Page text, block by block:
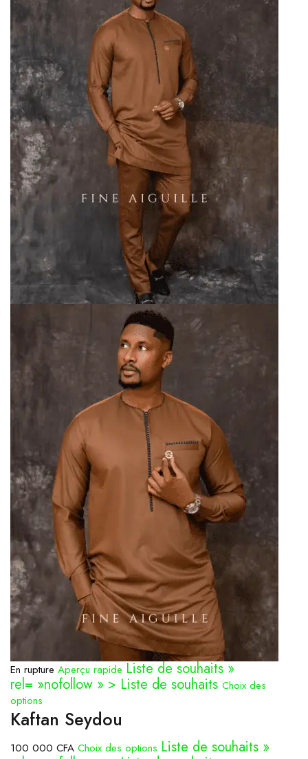
En rupture Aperçu rapide Liste de souhaits »
rel= »nofollow » > Liste de souhaits Choix des
options
Kaftan Seydou
100 000 CFA Choix des options Liste de souhaits »